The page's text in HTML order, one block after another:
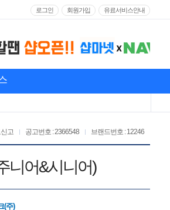
로그인 회원가입 유료서비스안내
브랜드번호 : 12246
공고번호 : 2366548
고
니어&시니어)
(주)